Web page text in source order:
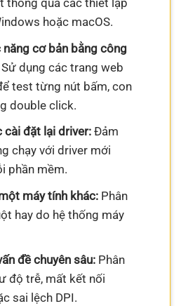
thông qua các thiết lập
hoặc macOS.
cơ bản bằng công
dụng các trang web
test từng nút bấm, con
double click.
cài đặt lại driver:Đảm
chạy với driver mới
phần mềm.
máy tính khác:Phân
hay do hệ thống máy
đề chuyên sâu:Phân
độ trễ, mất kết nối
sai lệch DPI.